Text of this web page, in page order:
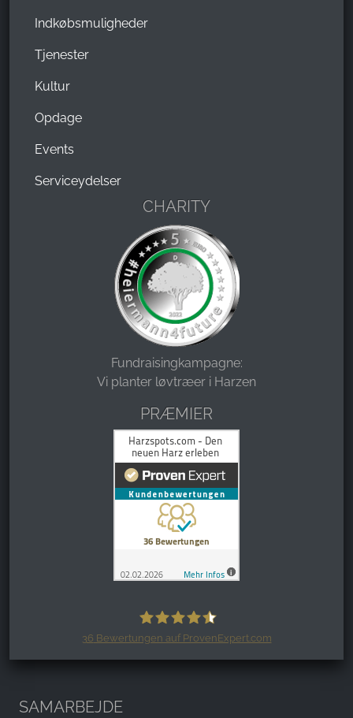
Indkøbsmuligheder
Tjenester
Kultur
Opdage
Events
Serviceydelser
CHARITY
Fundraisingkampagne:
Vi planter løvtræer i Harzen
PRÆMIER
Harzspots.com - Den neuen Harz
36 Bewertungen auf ProvenExpert.com
SAMARBEJDE